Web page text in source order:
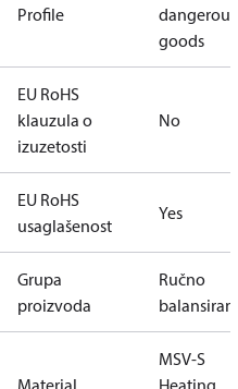
Profile
dangerous
goods
EU RoHS
klauzula o
izuzetosti
No
EU RoHS
usaglašenost
Yes
Grupa
proizvoda
Ručno
balansiranje
Material
MSV-S
Heating